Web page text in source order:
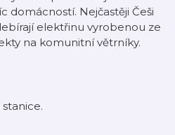
domácností. Nejčastěji Češi
elektřinu vyrobenou ze
na komunitní větrníky.